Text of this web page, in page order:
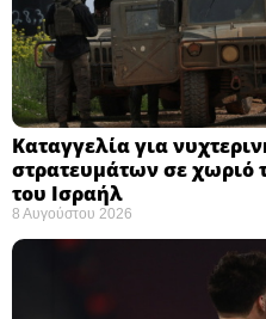
Καταγγελία για
στρατευμάτων σε χωριό
του Ισραήλ
8 Αυγούστου 2026